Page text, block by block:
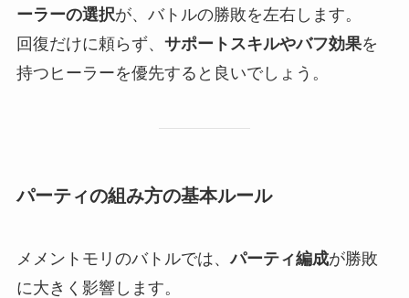
ーラーの選択が、バトルの勝敗を左右します。
回復だけに頼らず、 サポートスキルやバフ効果を
持つヒーラーを優先すると良いでしょう。
パーティの組み方の基本ルール
メメントモリのバトルでは、パーティ編成が勝敗
に大きく影響します。